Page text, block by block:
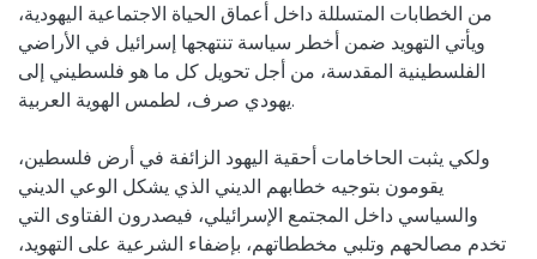
من الخطابات المتسللة داخل أعماق الحياة الاجتماعية اليهودية،
ويأتي التهويد ضمن أخطر سياسة تنتهجها إسرائيل في الأراضي
الفلسطينية المقدسة، من أجل تحويل كل ما هو فلسطيني إلى
يهودي صرف، لطمس الهوية العربية.
ولكي يثبت الحاخامات أحقية اليهود الزائفة في أرض فلسطين،
يقومون بتوجيه خطابهم الديني الذي يشكل الوعي الديني
والسياسي داخل المجتمع الإسرائيلي، فيصدرون الفتاوى التي
تخدم مصالحهم وتلبي مخططاتهم، بإضفاء الشرعية على التهويد،